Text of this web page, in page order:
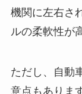
機関に左右さ
ルの柔軟性が
ただし、自動
意点もありま